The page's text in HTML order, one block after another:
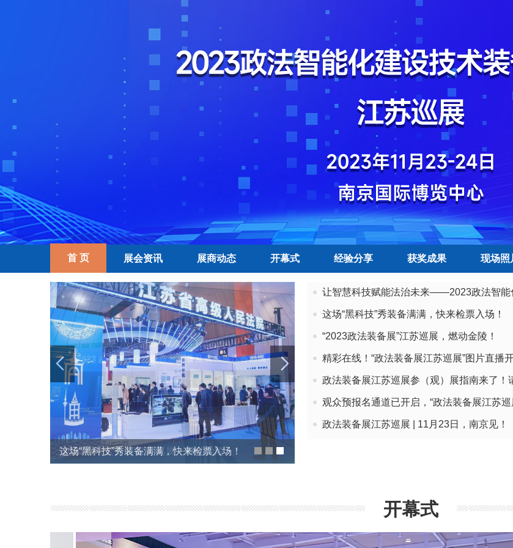
首 页 展会资讯 展商动态 开幕式 经验分享 获奖成果 现场照
让智慧科技赋能法治未来——2023政法智能化建设
技术装备及成
“2023政法装备展”江苏巡展，燃动金陵！
让智慧科技赋能法治未来——2023政法智能
及成
这场“黑科技”秀装备满满，快来检票入场！
“2023政法装备展”江苏巡展，燃动金陵！
精彩在线！“政法装备展江苏巡展”图片直播
政法装备展江苏巡展参（观）展指南来了！
观众预报名通道已开启，“政法装备展江苏巡
政法装备展江苏巡展 | 11月23日，南京见！
开幕式